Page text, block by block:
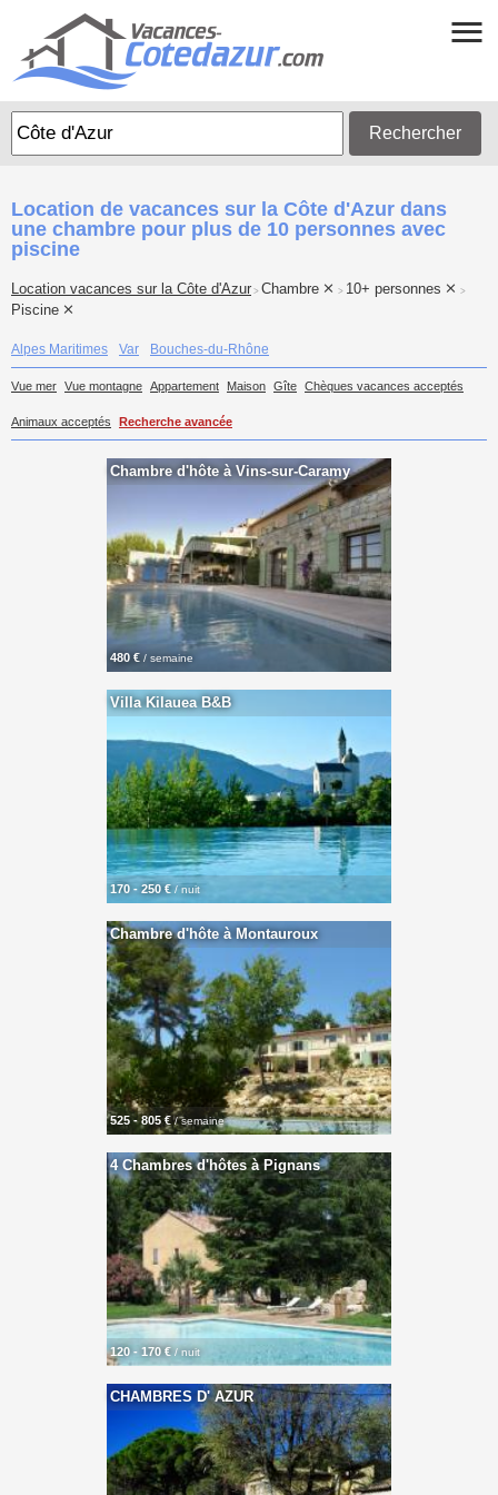
Rechercher
Location de vacances sur la Côte d'Azur dans
une chambre pour plus de 10 personnes avec
piscine
Location vacances sur la Côte d'Azur > Chambre > 10+ personnes >
Piscine
Alpes Maritimes Var Bouches-du-Rhône
Vue mer Vue montagne Appartement Maison Gîte Chèques vacances acceptés
Animaux acceptés Recherche avancée
Chambre d'hôte à Vins-sur-Caramy
480 € / semaine
Villa Kilauea B&B
170 - 250 € / nuit
Chambre d'hôte à Montauroux
525 - 805 €/ semaine
4 Chambres d'hôtes à Pignans
120 - 170 € / nuit
CHAMBRES D' AZUR